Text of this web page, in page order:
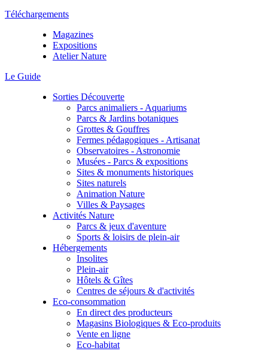
Téléchargements
Magazines
Expositions
Atelier Nature
Le Guide
Sorties Découverte
Parcs animaliers - Aquariums
Parcs & Jardins botaniques
Grottes & Gouffres
Fermes pédagogiques - Artisanat
Observatoires - Astronomie
Musées - Parcs & expositions
Sites & monuments historiques
Sites naturels
Animation Nature
Villes & Paysages
Activités Nature
Parcs & jeux d'aventure
Sports & loisirs de plein-air
Hébergements
Insolites
Plein-air
Hôtels & Gîtes
Centres de séjours & d'activités
Eco-consommation
En direct des producteurs
Magasins Biologiques & Eco-produits
Vente en ligne
Eco-habitat